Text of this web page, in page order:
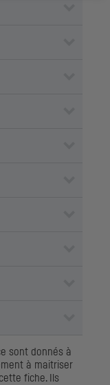
sont donnés à
à maitriser
fiche. Ils